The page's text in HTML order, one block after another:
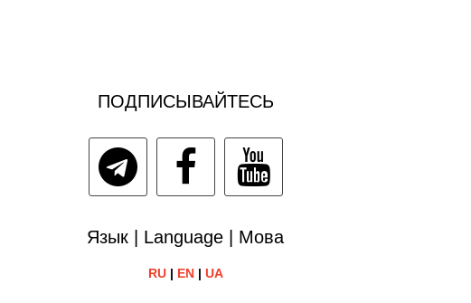
ПОДПИСЫВАЙТЕСЬ
Язык | Language | Мова
RU| EN| UA